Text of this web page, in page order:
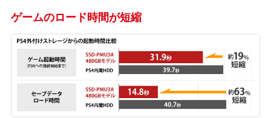
ゲームのロード時間が短縮